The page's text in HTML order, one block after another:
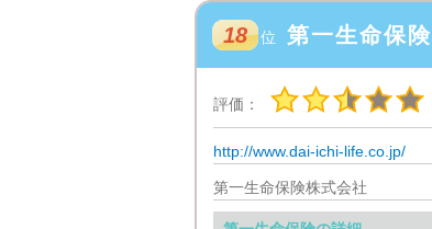
18 位 第一生命保険
評価：
http://www.dai-ichi-life.co.jp/
第一生命保険株式会社